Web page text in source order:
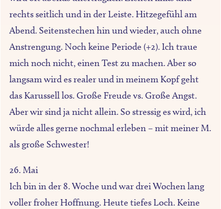
rechts seitlich und in der Leiste. Hitzegefühl am
Abend. Seitenstechen hin und wieder, auch ohne
Anstrengung. Noch keine Periode (+2). Ich traue
mich noch nicht, einen Test zu machen. Aber so
langsam wird es realer und in meinem Kopf geht
das Karussell los. Große Freude vs. Große Angst.
Aber wir sind ja nicht allein. So stressig es wird, ich
würde alles gerne nochmal erleben – mit meiner M.
als große Schwester!
26. Mai
Ich bin in der 8. Woche und war drei Wochen lang
voller froher Hoffnung. Heute tiefes Loch. Keine